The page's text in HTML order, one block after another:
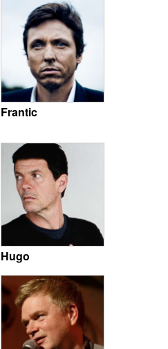
Frantic
Hugo